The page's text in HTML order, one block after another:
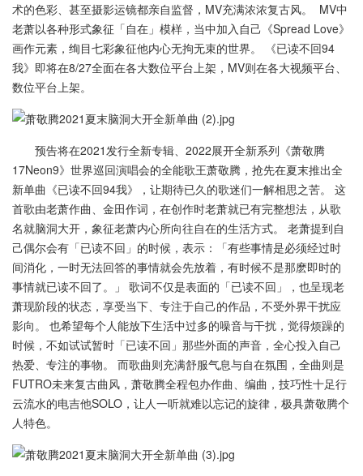
术的色彩、甚至摄影运镜都亲自监督，MV充满浓浓复古风。 MV中
老萧以各种形式象征「自在」模样，当中加入自己《Spread Love》
画作元素，绚目七彩象征他内心无拘无束的世界。 《已读不回94
我》即将在8/27全面在各大数位平台上架，MV则在各大视频平台、
数位平台上架。
预告将在2021发行全新专辑、2022展开全新系列《萧敬腾
17Neon9》世界巡回演唱会的全能歌王萧敬腾，抢先在夏末推出全
新单曲《已读不回94我》，让期待已久的歌迷们一解相思之苦。 这
首歌由老萧作曲、金田作词，在创作时老萧就已有完整想法，从歌
名就脑洞大开，象征老萧内心所向往自在的生活方式。 老萧提到自
己偶尔会有「已读不回」的时候，表示：「有些事情是必须经过时
间消化，一时无法回答的事情就会先放着，有时候不是那麽即时的
事情就已读不回了。」 歌词不仅是表面的「已读不回」，也呈现老
萧现阶段的状态，享受当下、专注于自己的作品，不受外界干扰应
影向。 也希望每个人能放下生活中过多的噪音与干扰，觉得烦躁的
时候，不如试试暂时「已读不回」那些外面的声音，全心投入自己
热爱、专注的事物。 而歌曲则充满舒服气息与自在氛围，全曲则是
FUTRO未来复古曲风，萧敬腾全程包办作曲、编曲，技巧性十足行
云流水的电吉他SOLO，让人一听就难以忘记的旋律，极具萧敬腾个
人特色。